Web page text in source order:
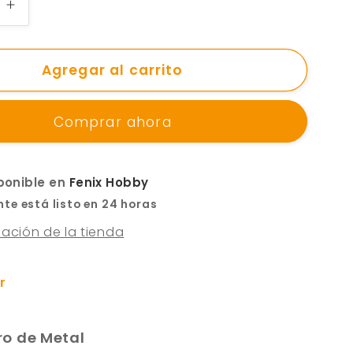
Aumentar
cantidad
para
Llavero
Metal
-
y
Morty
Agregar al carrito
Comprar ahora
en Fenix Hobby
está listo en 24 horas
de la tienda
de Metal